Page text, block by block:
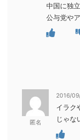
中国に独
公与党や
匿名
2016/
イラク
じゃな